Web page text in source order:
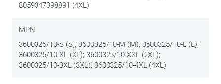
8059347398891 (4XL)
MPN
3600325/10-S (S); 3600325/10-M (M); 3600325/10-L (L);
3600325/10-XL (XL); 3600325/10-XXL (2XL);
3600325/10-3XL (3XL); 3600325/10-4XL (4XL)